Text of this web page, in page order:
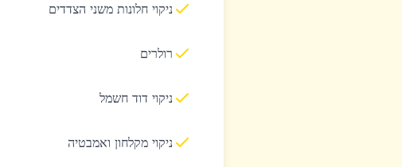
ניקוי חלונות משני הצדדים
רולרים
ניקוי דוד חשמל
ניקוי מקלחון ואמבטיה